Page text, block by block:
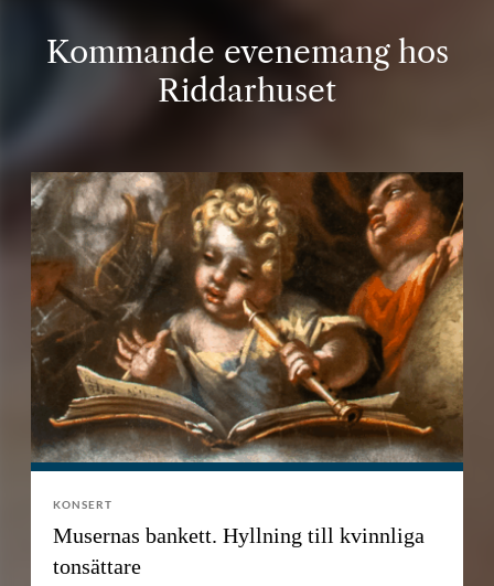
Kommande evenemang hos
Riddarhuset
KONSERT
Musernas bankett. Hyllning till kvinnliga
tonsättare